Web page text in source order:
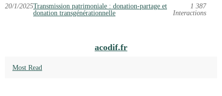
20/1/2025Transmission patrimoniale : donation-partage et
donation transgénérationnelle
1 387
Interactions
acodif.fr
Most Read